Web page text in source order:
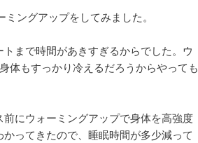
ングアップをしてみました。
まで時間があきすぎるからでした。ウ
体もすっかり冷えるだろうからやっても
にウォーミングアップで身体を高強度
ってきたので、睡眠時間が多少減って